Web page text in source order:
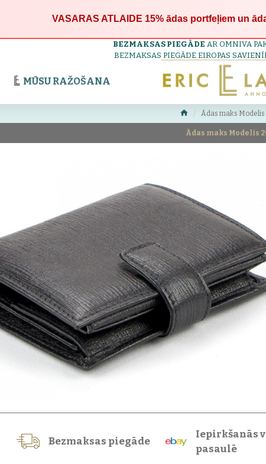
VASARAS ATLAIDE 15%ādas portfeļiem un
BEZMAKSAS PIEGĀDE AR OMNIVA
BEZMAKSAS PIEGĀDE EIROPAS
MŪSU RAŽOŠANA
Ādas maks Modelis
Ādas maks Modelis
Bezmaksas piegāde
Iepirkšanās
pasaulē